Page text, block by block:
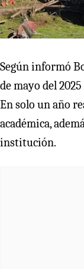
Según informó
de mayo del
En solo un año
académica,
institución.